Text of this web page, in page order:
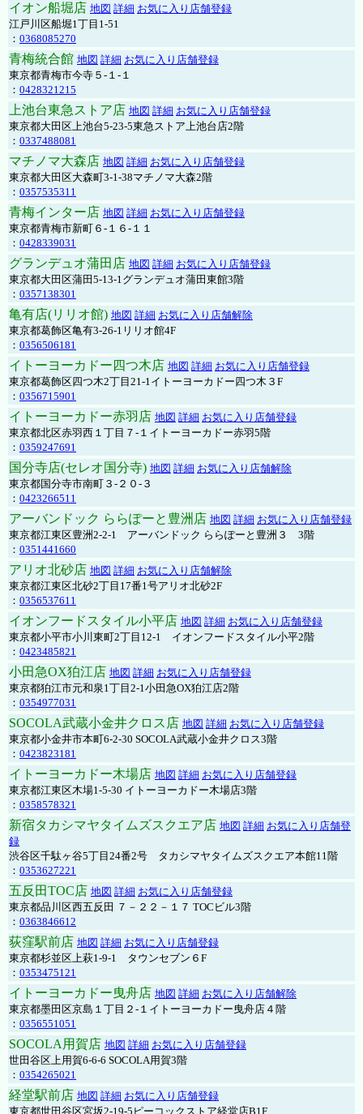
イオン船堀店 地図 詳細 お気に入り店舗登録
江戸川区船堀1丁目1-51
： 0368085270
青梅統合館 地図 詳細 お気に入り店舗登録
東京都青梅市今寺５-１-１
： 0428321215
上池台東急ストア店 地図 詳細 お気に入り店舗登録
東京都大田区上池台5-23-5東急ストア上池台店2階
： 0337488081
マチノマ大森店 地図 詳細 お気に入り店舗登録
東京都大田区大森町3-1-38マチノマ大森2階
： 0357535311
青梅インター店 地図 詳細 お気に入り店舗登録
東京都青梅市新町６-１６-１１
： 0428339031
グランデュオ蒲田店 地図 詳細 お気に入り店舗登録
東京都大田区蒲田5-13-1グランデュオ蒲田東館3階
： 0357138301
亀有店(リリオ館) 地図 詳細 お気に入り店舗解除
東京都葛飾区亀有3-26-1リリオ館4F
： 0356506181
イトーヨーカドー四つ木店 地図 詳細 お気に入り店舗登録
東京都葛飾区四つ木2丁目21-1イトーヨーカドー四つ木３F
： 0356715901
イトーヨーカドー赤羽店 地図 詳細 お気に入り店舗登録
東京都北区赤羽西１丁目７-１イトーヨーカドー赤羽5階
： 0359247691
国分寺店(セレオ国分寺) 地図 詳細 お気に入り店舗解除
東京都国分寺市南町３-２０-３
： 0423266511
アーバンドック ららぽーと豊洲店 地図 詳細 お気に入り店舗登録
東京都江東区豊洲2-2-1 アーバンドック ららぽーと豊洲３ 3階
： 0351441660
アリオ北砂店 地図 詳細 お気に入り店舗解除
東京都江東区北砂2丁目17番1号アリオ北砂2F
： 0356537611
イオンフードスタイル小平店 地図 詳細 お気に入り店舗登録
東京都小平市小川東町2丁目12-1 イオンフードスタイル小平2階
： 0423485821
小田急OX狛江店 地図 詳細 お気に入り店舗登録
東京都狛江市元和泉1丁目2-1小田急OX狛江店2階
： 0354977031
SOCOLA武蔵小金井クロス店 地図 詳細 お気に入り店舗登録
東京都小金井市本町6-2-30 SOCOLA武蔵小金井クロス3階
： 0423823181
イトーヨーカドー木場店 地図 詳細 お気に入り店舗登録
東京都江東区木場1-5-30 イトーヨーカドー木場店3階
： 0358578321
新宿タカシマヤタイムズスクエア店 地図 詳細 お気に入り店舗登
録
渋谷区千駄ヶ谷5丁目24番2号 タカシマヤタイムズスクエア本館11階
： 0353627221
五反田TOC店 地図 詳細 お気に入り店舗登録
東京都品川区西五反田 ７－２２－１７ TOCビル3階
： 0363846612
荻窪駅前店 地図 詳細 お気に入り店舗登録
東京都杉並区上萩1-9-1 タウンセブン６F
： 0353475121
イトーヨーカドー曳舟店 地図 詳細 お気に入り店舗解除
東京都墨田区京島１丁目２-１イトーヨーカドー曳舟店４階
： 0356551051
SOCOLA用賀店 地図 詳細 お気に入り店舗登録
世田谷区上用賀6-6-6 SOCOLA用賀3階
： 0354265021
経堂駅前店 地図 詳細 お気に入り店舗登録
東京都世田谷区宮坂2-19-5ピーコックストア経堂店B1F